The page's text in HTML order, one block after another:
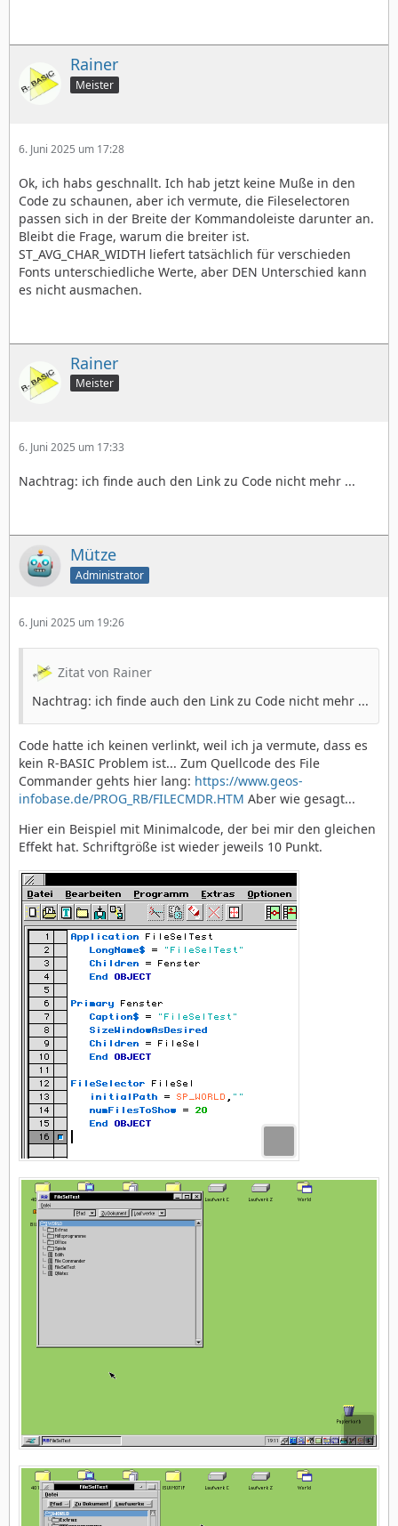
Rainer
Meister
6. Juni 2025 um 17:28
Ok, ich habs geschnallt. Ich hab jetzt keine Muße in den
Code zu schaunen, aber ich vermute, die Fileselectoren
passen sich in der Breite der Kommandoleiste darunter an.
Bleibt die Frage, warum die breiter ist.
ST_AVG_CHAR_WIDTH liefert tatsächlich für verschieden
Fonts unterschiedliche Werte, aber DEN Unterschied kann
es nicht ausmachen.
Rainer
Meister
6. Juni 2025 um 17:33
Nachtrag: ich finde auch den Link zu Code nicht mehr ...
Mütze
Administrator
6. Juni 2025 um 19:26
Zitat von Rainer
Nachtrag: ich finde auch den Link zu Code nicht mehr ...
Code hatte ich keinen verlinkt, weil ich ja vermute, dass es
kein R-BASIC Problem ist... Zum Quellcode des File
Commander gehts hier lang: https://www.geos-
infobase.de/PROG_RB/FILECMDR.HTM Aber wie gesagt...
Hier ein Beispiel mit Minimalcode, der bei mir den gleichen
Effekt hat. Schriftgröße ist wieder jeweils 10 Punkt.